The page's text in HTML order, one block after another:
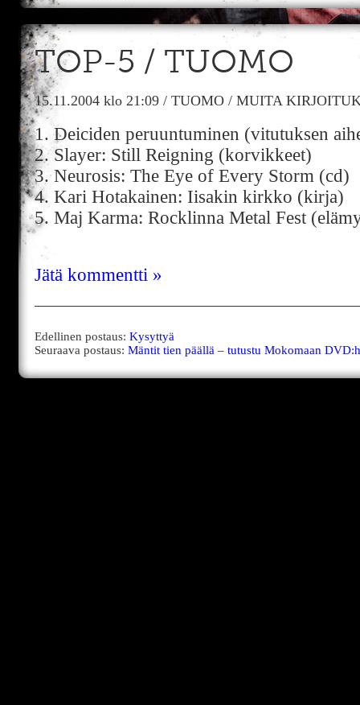
TOP-5 / TUOMO
15.11.2004 klo 21:09 / TUOMO / MUITA
1. Deiciden peruuntuminen (vitutuksen
2. Slayer: Still Reigning (korvikkeet)
3. Neurosis: The Eye of Every Storm (cd)
4. Kari Hotakainen: Iisakin kirkko (kirja)
5. Maj Karma: Rocklinna Metal Fest
Jätä kommentti »
Edellinen postaus: Kysyttyä
Seuraava postaus: Mäntit tien päällä – tutustu Mokomaan